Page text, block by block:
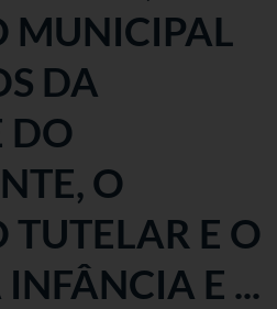
MUNICIPAL
DA
DO
O
TUTELAR E O
E ...